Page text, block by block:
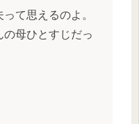
て思えるのよ。
母ひとすじだっ